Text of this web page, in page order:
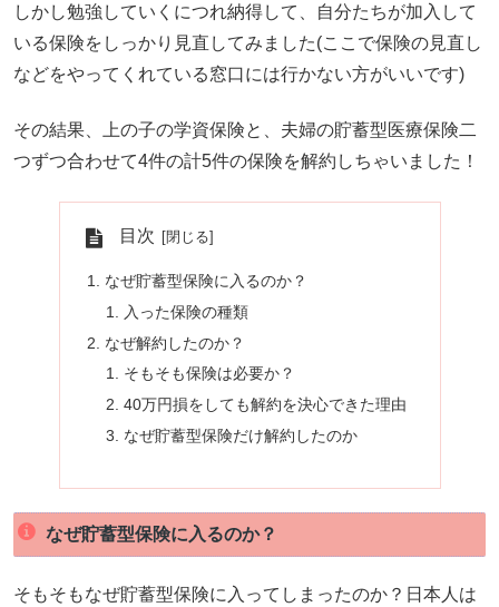
しかし勉強していくにつれ納得して、自分たちが加入して
いる保険をしっかり見直してみました(ここで保険の見直し
などをやってくれている窓口には行かない方がいいです)
その結果、上の子の学資保険と、夫婦の貯蓄型医療保険二
つずつ合わせて4件の計5件の保険を解約しちゃいました！
目次
なぜ貯蓄型保険に入るのか？
入った保険の種類
なぜ解約したのか？
そもそも保険は必要か？
40万円損をしても解約を決心できた理由
なぜ貯蓄型保険だけ解約したのか
なぜ貯蓄型保険に入るのか？
そもそもなぜ貯蓄型保険に入ってしまったのか？日本人は